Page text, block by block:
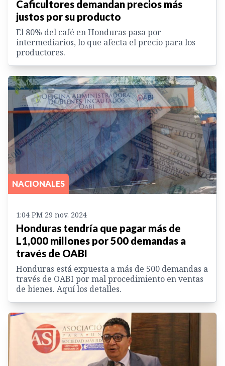
Caficultores demandan precios más
justos por su producto
El 80% del café en Honduras pasa por
intermediarios, lo que afecta el precio para los
productores.
NACIONALES
1:04 PM 29 nov. 2024
Honduras tendría que pagar más de
L1,000 millones por 500 demandas a
través de OABI
Honduras está expuesta a más de 500 demandas a
través de OABI por mal procedimiento en ventas
de bienes. Aquí los detalles.